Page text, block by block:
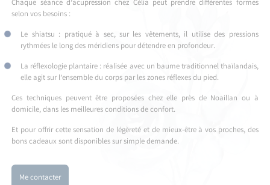
Chaque séance d’acupression chez Célia peut prendre différentes formes
selon vos besoins :
Le shiatsu : pratiqué à sec, sur les vêtements, il utilise des pressions
rythmées le long des méridiens pour détendre en profondeur.
La réflexologie plantaire : réalisée avec un baume traditionnel thaïlandais,
elle agit sur l’ensemble du corps par les zones réflexes du pied.
Ces techniques peuvent être proposées chez elle près de Noaillan ou à
domicile, dans les meilleures conditions de confort.
Et pour offrir cette sensation de légèreté et de mieux-être à vos proches, des
bons cadeaux sont disponibles sur simple demande.
Me contacter